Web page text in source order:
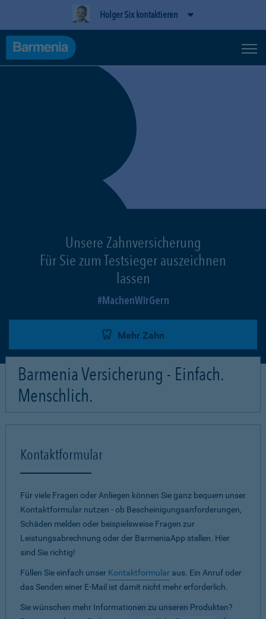
Holger Six kontaktieren
Unsere Zahnversicherung
Für Sie zum Testsieger auszeichnen
lassen
MachenWirGern
Mehr Zahn
Barmenia Versicherung - Einfach.
Menschlich.
Kontaktformular
Für viele Fragen oder Anliegen können Sie ganz bequem unser
Kontaktformular nutzen - ob Bescheinigungsanforderungen,
Schäden melden oder beispielsweise Fragen zur
Leistungsabrechnung oder der BarmeniaApp stellen. Hier
sind Sie richtig!
Füllen Sie einfach unser Kontaktformular aus. Ein Anruf oder
das Senden einer E-Mail ist damit nicht mehr erforderlich.
Sie wünschen mehr Informationen zu unseren Produkten?